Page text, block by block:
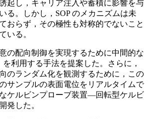
起し，キャリア注入や蓄積に影響を与
る。しかし，SOP のメカニズムは未
おらず，その極性も対称的でないこと
いる。
の配向制御を実現するために中間的な
利用する手法を提案した。さらに，
のランダム化を観測するために，この
サンプルの表面電位をリアルタイムで
ケルビンプローブ装置—回転型ケルビ
発した。